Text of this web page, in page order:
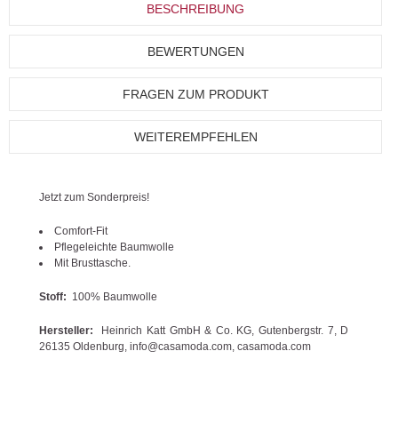
BESCHREIBUNG
BEWERTUNGEN
FRAGEN ZUM PRODUKT
WEITEREMPFEHLEN
Jetzt zum Sonderpreis!
Comfort-Fit
Pflegeleichte Baumwolle
Mit Brusttasche.
Stoff: 100% Baumwolle
Hersteller: Heinrich Katt GmbH & Co. KG, Gutenbergstr. 7, D
26135 Oldenburg, info@casamoda.com, casamoda.com